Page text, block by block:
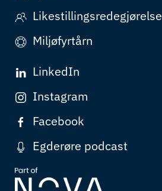
Likestillingsredegjørelse
Miljøfyrtårn
LinkedIn
Instagram
Facebook
Egderøre podcast